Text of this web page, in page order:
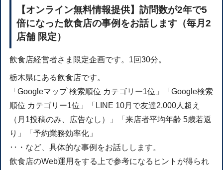
【オンライン無料情報提供】訪問数が2年で5
倍になった飲食店の事例をお話します（毎月2
店舗 限定）
飲食店経営者さま限定企画です。1回30分。
栃木県にある飲食店です。
「Googleマップ 検索順位 カテゴリー1位」「Google検索
順位 カテゴリー1位」「LINE 10月で友達2,000人超え
（月1投稿のみ、広告なし）」「来店者平均年齢 5歳若返
り」「予約業務効率化」
･･・など、具体的な事例をお話しします。
飲食店のWeb運用をする上で参考になるヒントが得られ